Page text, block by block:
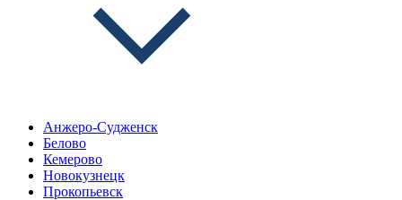
Анжеро-Судженск
Белово
Кемерово
Новокузнецк
Прокопьевск